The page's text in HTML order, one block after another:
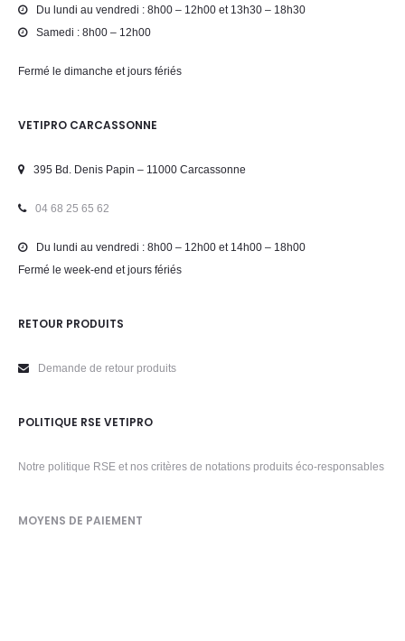
Du lundi au vendredi : 8h00 – 12h00 et 13h30 – 18h30
Samedi : 8h00 – 12h00
Fermé le dimanche et jours fériés
VETIPRO CARCASSONNE
395 Bd. Denis Papin – 11000 Carcassonne
04 68 25 65 62
Du lundi au vendredi : 8h00 – 12h00 et 14h00 – 18h00
Fermé le week-end et jours fériés
RETOUR PRODUITS
Demande de retour produits
POLITIQUE RSE VETIPRO
Notre politique RSE et nos critères de notations produits éco-responsables
MOYENS DE PAIEMENT